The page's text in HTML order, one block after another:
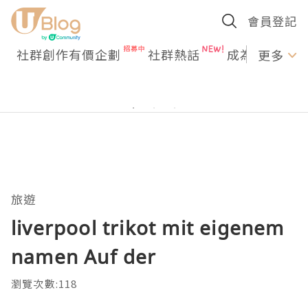
會員登記
社群創作有價企劃 社群熱話 成為U更多
旅遊
liverpool trikot mit eigenem
namen Auf der
瀏覽次數:118